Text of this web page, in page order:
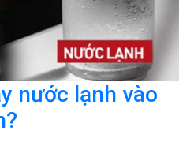
nước lạnh vào